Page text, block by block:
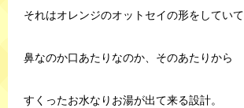
それはオレンジのオットセイの形をしていて
鼻なのか口あたりなのか、そのあたりから
すくったお水なりお湯が出て来る設計。